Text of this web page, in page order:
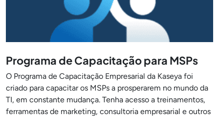
Programa de Capacitação para MSPs
O Programa de Capacitação Empresarial da Kaseya foi
criado para capacitar os MSPs a prosperarem no mundo da
TI, em constante mudança. Tenha acesso a treinamentos,
ferramentas de marketing, consultoria empresarial e outros